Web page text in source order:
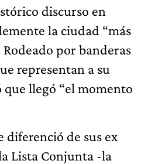
discurso en
la ciudad “más
Rodeado por banderas
representan a su
llegó “el momento
diferenció de sus ex
Lista Conjunta -la